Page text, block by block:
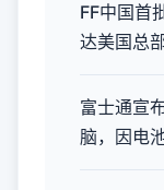
FF中国首
达美国总
富士通宣
脑，因电